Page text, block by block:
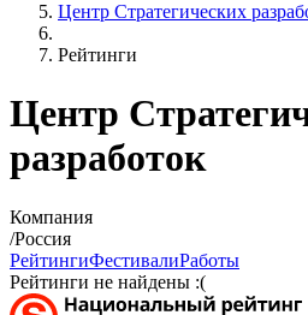
Центр Стратегических
Рейтинги
Центр
разработок
Компания
/Россия
РейтингиФестивалиРаботы
Рейтинги не найдены :(